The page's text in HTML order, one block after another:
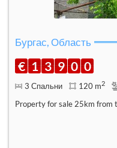
Бургас, Область
€ 1 3 9 0 0
3 Спальни 120 m2
Property for sale 25km from